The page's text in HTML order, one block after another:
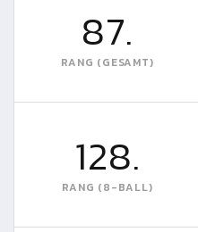
87.
RANG (GESAMT)
128.
RANG (8-BALL)